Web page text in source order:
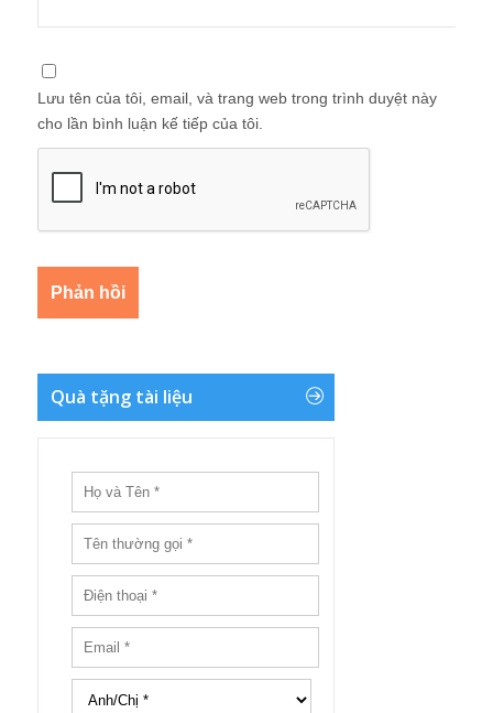
Lưu tên của tôi, email, và trang web trong trình duyệt này
cho lần bình luận kế tiếp của tôi.
Quà tặng tài liệu